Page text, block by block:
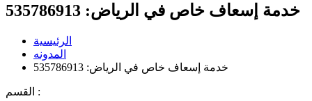
خدمة إسعاف خاص في الرياض: 535786913
الرئيسية
المدونه
خدمة إسعاف خاص في الرياض: 535786913
القسم :